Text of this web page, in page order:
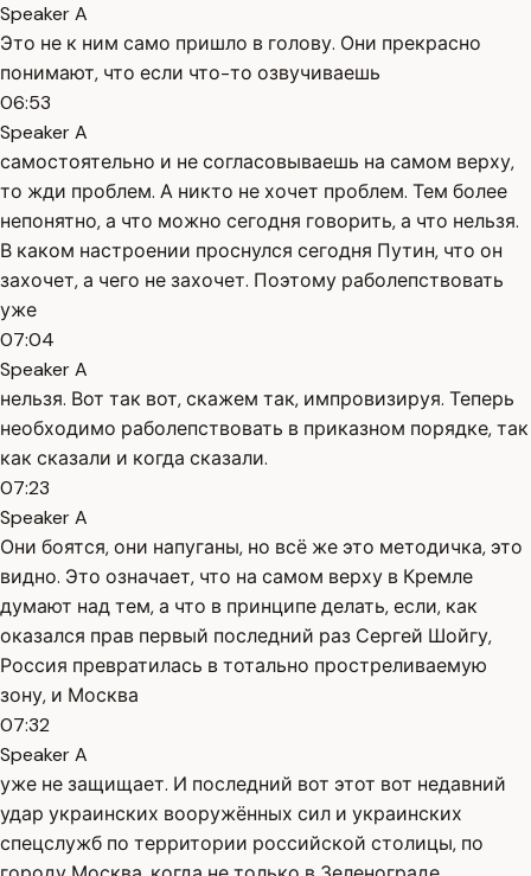
Speaker A
Это не к ним само пришло в голову. Они прекрасно
понимают, что если что-то озвучиваешь
06:53
Speaker A
самостоятельно и не согласовываешь на самом верху,
то жди проблем. А никто не хочет проблем. Тем более
непонятно, а что можно сегодня говорить, а что нельзя.
В каком настроении проснулся сегодня Путин, что он
захочет, а чего не захочет. Поэтому раболепствовать
уже
07:04
Speaker A
нельзя. Вот так вот, скажем так, импровизируя. Теперь
необходимо раболепствовать в приказном порядке, так
как сказали и когда сказали.
07:23
Speaker A
Они боятся, они напуганы, но всё же это методичка, это
видно. Это означает, что на самом верху в Кремле
думают над тем, а что в принципе делать, если, как
оказался прав первый последний раз Сергей Шойгу,
Россия превратилась в тотально простреливаемую
зону, и Москва
07:32
Speaker A
уже не защищает. И последний вот этот вот недавний
удар украинских вооружённых сил и украинских
спецслужб по территории российской столицы, по